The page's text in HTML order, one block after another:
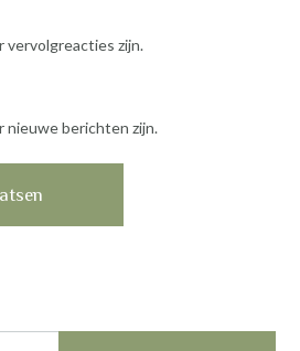
vervolgreacties zijn.
nieuwe berichten zijn.